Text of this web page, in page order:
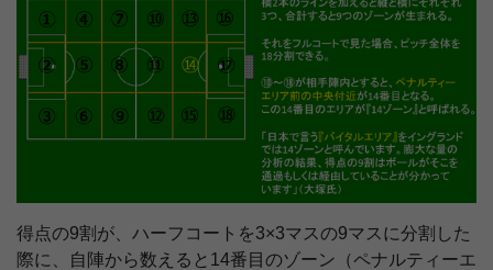
得点の9割が、ハーフコートを3×3マスの9マスに分割した
際に、自陣から数えると14番目のゾーン（ペナルティーエ